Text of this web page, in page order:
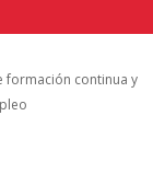
formación continua y